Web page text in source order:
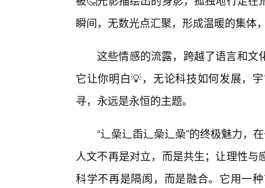
瞬间，无数光点汇聚，形成温暖的集体
这些情感的流露，跨越了语言和文
它让你明白💡，无论科技如何发展，
寻，永远是永恒的主题。
“辶喿辶臿辶喿辶喿”的终极魅力，
人文不再是对立，而是共生；让理性
科学不再是隔阂，而是融合。它用一